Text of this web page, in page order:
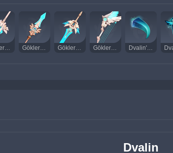
Göklerin Gururu Göklerin Omurgası Göklerin Kılıcı Göklerin Liri Dvalin'in Pençesi
Dvalin